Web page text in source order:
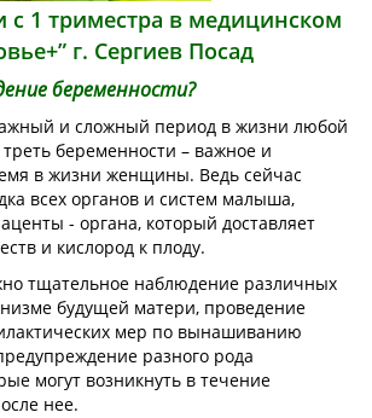
с 1 триместра в медицинском
г. Сергиев Посад
беременности?
и сложный период в жизни любой
беременности – важное и
в жизни женщины. Ведь сейчас
всех органов и систем малыша,
- органа, который доставляет
и кислород к плоду.
тщательное наблюдение различных
будущей матери, проведение
мер по вынашиванию
разного рода
могут возникнуть в течение
нее.